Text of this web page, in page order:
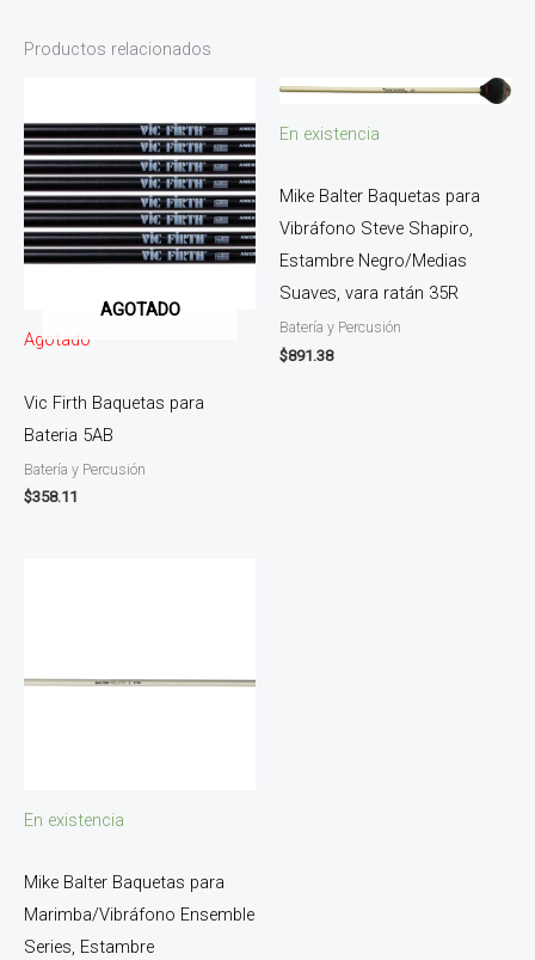
Productos relacionados
AGOTADO
Agotado
Vic Firth Baquetas para
Bateria 5AB
Batería y Percusión
$358.11
En existencia
Mike Balter Baquetas para
Vibráfono Steve Shapiro,
Estambre Negro/Medias
Suaves, vara ratán 35R
Batería y Percusión
$891.38
En existencia
Mike Balter Baquetas para
Marimba/Vibráfono Ensemble
Series, Estambre